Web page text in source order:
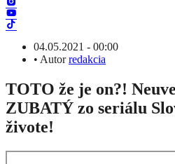
04.05.2021 - 00:00
• Autorredakcia
TOTO že je on?!
ZUBATÝ zo seriálu
živote!